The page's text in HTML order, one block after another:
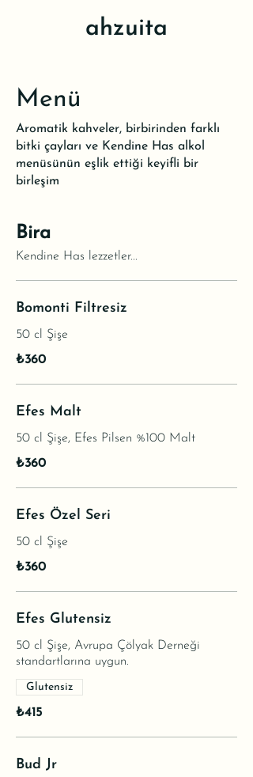
ahzuita
Menü
Aromatik kahveler, birbirinden farklı
bitki çayları ve Kendine Has alkol
menüsünün eşlik ettiği keyifli bir
birleşim
Bira
Kendine Has lezzetler...
Bomonti Filtresiz
50 cl Şişe
₺360
Efes Malt
50 cl Şişe, Efes Pilsen %100 Malt
₺360
Efes Özel Seri
50 cl Şişe
₺360
Efes Glutensiz
50 cl Şişe, Avrupa Çölyak Derneği
standartlarına uygun.
₺415
Glutensiz
Bud Jr